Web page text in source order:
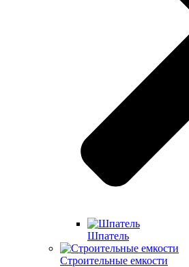
Шпатель
Строительные емкости